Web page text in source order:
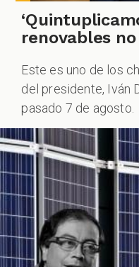
renovables no
Este es uno de los
del presidente, Iván
pasado 7 de agosto.